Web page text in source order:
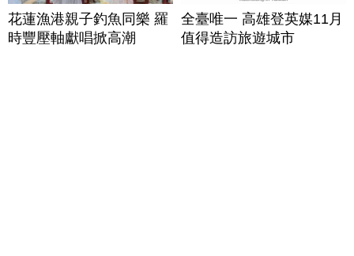
花蓮漁港親子釣魚同樂 羅
時豐壓軸獻唱掀高潮
全臺唯一 高雄登英媒11月
值得造訪旅遊城市